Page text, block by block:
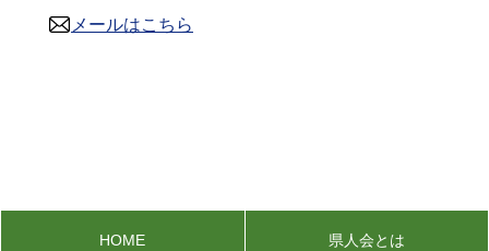
メールはこちら
HOME 県人会とは